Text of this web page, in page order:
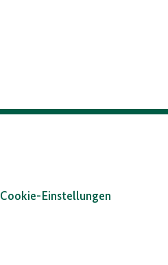
Cookie-Einstellungen